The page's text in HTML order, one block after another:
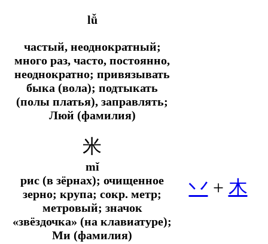
lǚ
частый, неоднократный;
много раз, часто, постоянно,
неоднократно; привязывать
быка (вола); подтыкать
(полы платья), заправлять;
Люй (фамилия)
米
mǐ
рис (в зёрнах); очищенное
зерно; крупа; сокр. метр;
метровый; значок
«звёздочка» (на клавиатуре);
Ми (фамилия)
丷 + 木